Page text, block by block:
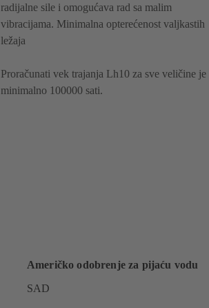
radijalne sile i omogućava rad sa malim
vibracijama. Minimalna opterećenost valjkastih
ležaja
Proračunati vek trajanja Lh10 za sve veličine je
minimalno 100000 sati.
Američko odobrenje za pijaću vodu
SAD